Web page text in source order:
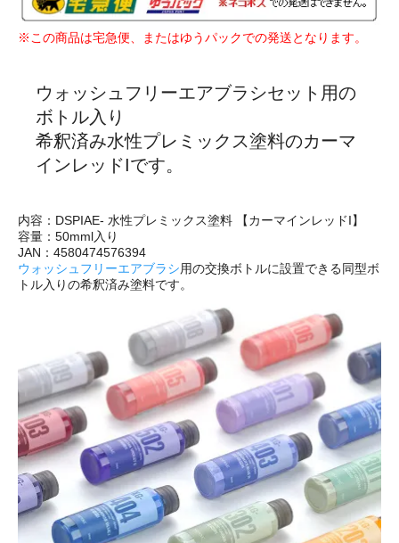
※この商品は宅急便、またはゆうパックでの発送となります。
ウォッシュフリーエアブラシセット用の
ボトル入り
希釈済み水性プレミックス塗料のカーマ
インレッドIです。
内容：DSPIAE- 水性プレミックス塗料 【カーマインレッドI】
容量：50mml入り
JAN：4580474576394
ウォッシュフリーエアブラシ用の交換ボトルに設置できる同型ボ
トル入りの希釈済み塗料です。